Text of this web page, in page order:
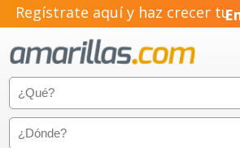
Regístrate aquí y haz crecer tu